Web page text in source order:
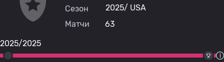
2025/2025
Сезон
2025/ USA
Матчи
63